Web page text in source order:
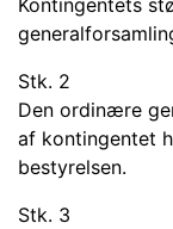
Kontingentets
Stk. 2
Den ordinære
af kontingentet
bestyrelsen.
Stk. 3